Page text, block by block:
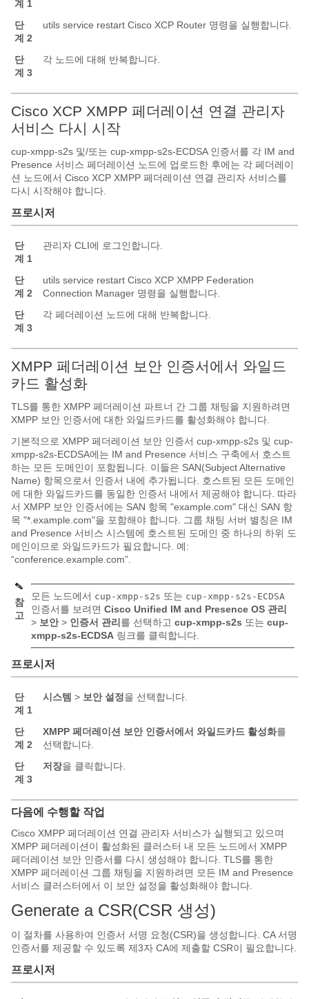
계 1
단
계 2
utils service restart Cisco XCP Router 명령을 실행합니다.
단
계 3
각 노드에 대해 반복합니다.
Cisco XCP XMPP 페더레이션 연결 관리자
서비스 다시 시작
cup-xmpp-s2s 및/또는 cup-xmpp-s2s-ECDSA 인증서를 각 IM and
Presence 서비스 페더레이션 노드에 업로드한 후에는 각 페더레이
션 노드에서 Cisco XCP XMPP 페더레이션 연결 관리자 서비스를
다시 시작해야 합니다.
프로시저
단
계 1
관리자 CLI에 로그인합니다.
단
계 2
utils service restart Cisco XCP XMPP Federation
Connection Manager 명령을 실행합니다.
단
계 3
각 페더레이션 노드에 대해 반복합니다.
XMPP 페더레이션 보안 인증서에서 와일드
카드 활성화
TLS를 통한 XMPP 페더레이션 파트너 간 그룹 채팅을 지원하려면
XMPP 보안 인증서에 대한 와일드카드를 활성화해야 합니다.
기본적으로 XMPP 페더레이션 보안 인증서 cup-xmpp-s2s 및 cup-
xmpp-s2s-ECDSA에는 IM and Presence 서비스 구축에서 호스트
하는 모든 도메인이 포함됩니다. 이들은 SAN(Subject Alternative
Name) 항목으로서 인증서 내에 추가됩니다. 호스트된 모든 도메인
에 대한 와일드카드를 동일한 인증서 내에서 제공해야 합니다. 따라
서 XMPP 보안 인증서에는 SAN 항목 "example.com" 대신 SAN 항
목 "*.example.com"을 포함해야 합니다. 그룹 채팅 서버 별칭은 IM
and Presence 서비스 시스템에 호스트된 도메인 중 하나의 하위 도
메인이므로 와일드카드가 필요합니다. 예:
“conference.example.com”.
참
고
모든 노드에서 cup-xmpp-s2s 또는 cup-xmpp-s2s-ECDSA
인증서를 보려면 Cisco Unified IM and Presence OS 관리
> 보안> 인증서 관리 를 선택하고 cup-xmpp-s2s 또는 cup-
xmpp-s2s-ECDSA 링크를 클릭합니다.
프로시저
단
계 1
시스템 > 보안 설정을 선택합니다.
단
계 2
XMPP 페더레이션 보안 인증서에서 와일드카드 활성화를
선택합니다.
단
계 3
저장을 클릭합니다.
다음에 수행할 작업
Cisco XMPP 페더레이션 연결 관리자 서비스가 실행되고 있으며
XMPP 페더레이션이 활성화된 클러스터 내 모든 노드에서 XMPP
페더레이션 보안 인증서를 다시 생성해야 합니다. TLS를 통한
XMPP 페더레이션 그룹 채팅을 지원하려면 모든 IM and Presence
서비스 클러스터에서 이 보안 설정을 활성화해야 합니다.
Generate a CSR(CSR 생성)
이 절차를 사용하여 인증서 서명 요청(CSR)을 생성합니다. CA 서명
인증서를 제공할 수 있도록 제3자 CA에 제출할 CSR이 필요합니다.
프로시저